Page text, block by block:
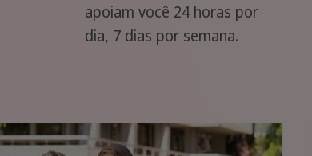
apoiam você 24 horas por
dia, 7 dias por semana.